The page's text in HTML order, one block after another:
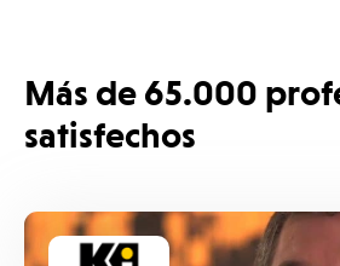
Más de 65.000
satisfechos